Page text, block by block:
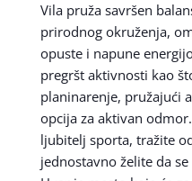
Vila pruža savršen
prirodnog okruženja,
opuste i napune
pregršt aktivnosti kao
planinarenje, pružajući
opcija za aktivan
ljubitelj sporta, tražite
jednostavno želite da